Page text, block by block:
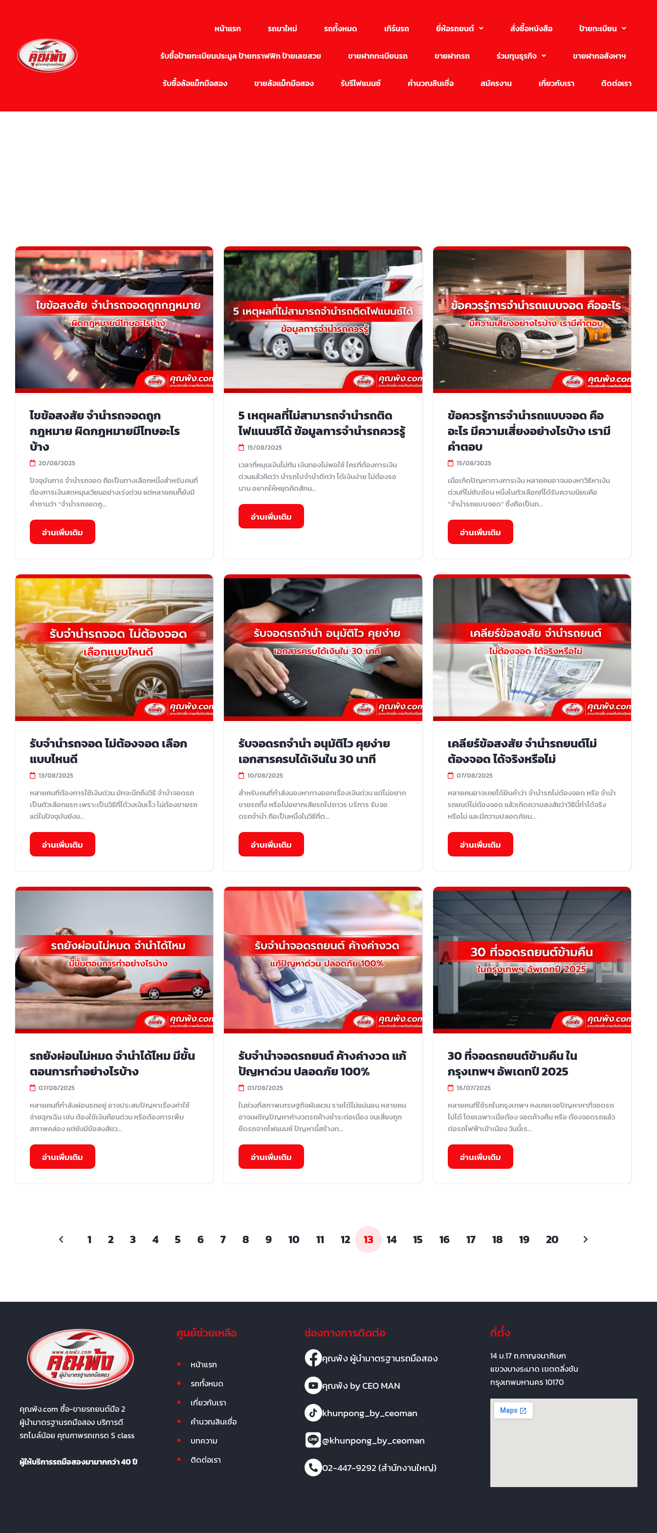
หน้าแรก รถมาใหม่ รถทั้งหมด เทิร์นรถ ยี่ห้อรถยนต์ สั่งซื้อหนังสือ ป้ายทะเบียน
รับซื้อป้ายทะเบียนประมูล ป้ายกราฟฟิก ป้ายเลขสวย ขายฝากทะเบียนรถ ขายฝากรถ ร่วมทุนธุรกิจ ขายฝากอสังหาฯ
รับซื้อล้อแม็กมือสอง ขายล้อแม็กมือสอง รับรีไฟแนนซ์ คำนวณสินเชื่อ สมัครงาน เกี่ยวกับเรา ติดต่อเรา
ไขข้อสงสัย จํานํารถจอดถูก
กฎหมาย ผิดกฎหมายมีโทษอะไร
บ้าง
20/08/2025
ปัจจุบันการ จํานํารถจอด ถือเป็นทางเลือกหนึ่งสำหรับคนที่
ต้องการเงินสดหมุนเวียนอย่างเร่งด่วน แต่หลายคนก็ยังมี
คำถามว่า “จํานํารถจอดถู...
อ่านเพิ่มเติม
5 เหตุผลที่ไม่สามารถจํานํารถติด
ไฟแนนซ์ได้ ข้อมูลการจำนำรถควรรู้
15/08/2025
เวลาที่หมุนเงินไม่ทัน เงินทองไม่พอใช้ ใครที่ต้องการเงิน
ด่วนแล้วคิดว่า นำรถไปจำนำดีกว่า ได้เงินง่าย ไม่ต้องรอ
นาน อยากให้หยุดคิดสักน...
อ่านเพิ่มเติม
ข้อควรรู้การจำนำรถแบบจอด คือ
อะไร มีความเสี่ยงอย่างไรบ้าง เรามี
คำตอบ
15/08/2025
เมื่อเกิดปัญหาทางการเงิน หลายคนอาจมองหาวิธีหาเงิน
ด่วนที่ไม่ซับซ้อน หนึ่งในตัวเลือกที่ได้รับความนิยมคือ
“จำนำรถแบบจอด” ซึ่งถือเป็นท...
อ่านเพิ่มเติม
รับจำนำรถจอด ไม่ต้องจอด เลือก
แบบไหนดี
13/08/2025
หลายคนที่ต้องการใช้เงินด่วน มักจะนึกถึงวิธี จำนำจอดรถ
เป็นตัวเลือกแรก เพราะเป็นวิธีที่ได้วงเงินเร็ว ไม่ต้องขายรถ
แต่ในปัจจุบันยังม...
อ่านเพิ่มเติม
รับจอดรถจํานํา อนุมัติไว คุยง่าย
เอกสารครบได้เงินใน 30 นาที
10/08/2025
สำหรับคนที่กำลังมองหาทางออกเรื่องเงินด่วน แต่ไม่อยาก
ขายรถทิ้ง หรือไม่อยากเสียรถไปถาวร บริการ รับจอ
ดรถจํานํา ถือเป็นหนึ่งในวิธีที่ต...
อ่านเพิ่มเติม
เคลียร์ข้อสงสัย จำนำรถยนต์ไม่
ต้องจอด ได้จริงหรือไม่
07/08/2025
หลายคนอาจเคยได้ยินคำว่า จำนำรถไม่ต้องจอด หรือ จํานํา
รถยนต์ไม่ต้องจอด แล้วเกิดความสงสัยว่าวิธีนี้ทำได้จริง
หรือไม่ และมีความปลอดภัยม...
อ่านเพิ่มเติม
รถยังผ่อนไม่หมด จำนำได้ไหม มีขั้น
ตอนการทำอย่างไรบ้าง
07/08/2025
หลายคนที่กำลังผ่อนรถอยู่ อาจประสบปัญหาเรื่องค่าใช้
จ่ายฉุกเฉิน เช่น ต้องใช้เงินก้อนด่วน หรือต้องการเพิ่ม
สภาพคล่อง แต่ยังมีข้อสงสัยว...
อ่านเพิ่มเติม
รับจำนำจอดรถยนต์ ค้างค่างวด แก้
ปัญหาด่วน ปลอดภัย 100%
01/08/2025
ในช่วงที่สภาพเศรษฐกิจผันผวน รายได้ไม่แน่นอน หลายคน
อาจเผชิญปัญหาค่างวดรถค้างชำระต่อเนื่อง จนเสี่ยงถูก
ยึดรถจากไฟแนนซ์ ปัญหานี้สร้างท...
อ่านเพิ่มเติม
30 ที่จอดรถยนต์ข้ามคืน ใน
กรุงเทพฯ อัพเดทปี 2025
16/07/2025
หลายคนที่ใช้รถในกรุงเทพฯ คงเคยเจอปัญหาหาที่จอดรถ
ไม่ได้ โดยเฉพาะเมื่อต้อง จอดค้างคืน หรือ ต้องจอดรถแล้ว
ต่อรถไฟฟ้าเข้าเมือง วันนี้เร...
อ่านเพิ่มเติม
1 2 3 4 5 6 7 8 9 10 11 12 13 14 15 16 17 18 19 20
คุณพ้ง.com ซื้อ-ขายรถยนต์มือ 2
ผู้นำมาตรฐานรถมือสอง บริการดี
รถไมล์น้อย คุณภาพรถเกรด S class
ผู้ให้บริการรถมือสองมามากกว่า 40 ปี
ศูนย์ช่วยเหลือ
หน้าแรก
รถทั้งหมด
เกี่ยวกับเรา
คำนวณสินเชื่อ
บทความ
ติดต่อเรา
ช่องทางการติดต่อ
คุณพ้ง ผู้นำมาตรฐานรถมือสอง
คุณพ้ง by CEO MAN
khunpong_by_ceoman
@khunpong_by_ceoman
02-447-9292 (สำนักงานใหญ่)
ที่ตั้ง
14 ม.17 ถ.กาญจนาภิเษก
แขวงบางระมาด เขตตลิ่งชัน
กรุงเทพมหานคร 10170